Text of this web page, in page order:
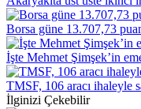
Borsa güne 13.707,73
İşte Mehmet Şimşek’in
TMSF, 106 aracı ihaleyle
İlginizi Çekebilir